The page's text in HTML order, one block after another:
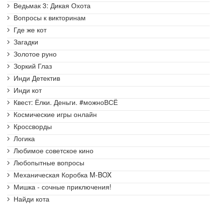
Ведьмак 3: Дикая Охота
Вопросы к викторинам
Где же кот
Загадки
Золотое руно
Зоркий Глаз
Инди Детектив
Инди кот
Квест: Ёлки. Деньги. #можноВСЁ
Космические игры онлайн
Кроссворды
Логика
Любимое советское кино
Любопытные вопросы
Механическая Коробка M-BOX
Мишка - сочные приключения!
Найди кота